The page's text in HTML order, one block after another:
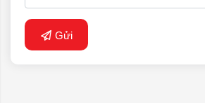
Gửi